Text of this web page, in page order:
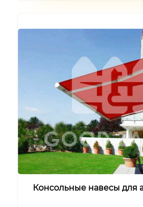
Консольные навесы для